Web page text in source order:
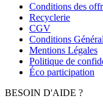
Conditions des
Recyclerie
CGV
Conditions
Mentions Légales
Politique de
Éco participation
BESOIN D'AIDE ?